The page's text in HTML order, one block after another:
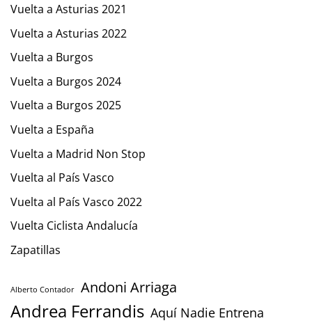
Vuelta a Asturias 2021
Vuelta a Asturias 2022
Vuelta a Burgos
Vuelta a Burgos 2024
Vuelta a Burgos 2025
Vuelta a España
Vuelta a Madrid Non Stop
Vuelta al País Vasco
Vuelta al País Vasco 2022
Vuelta Ciclista Andalucía
Zapatillas
Alberto Contador Andoni Arriaga
Andrea Ferrandis Aquí Nadie Entrena